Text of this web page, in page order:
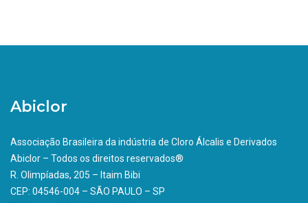
Abiclor
Associação Brasileira da indústria de Cloro Álcalis e Derivados
Abiclor – Todos os direitos reservados®
R. Olimpíadas, 205 – Itaim Bibi
CEP: 04546-004 – SÃO PAULO – SP